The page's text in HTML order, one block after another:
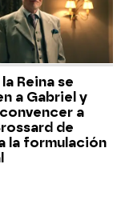
Reina se
a Gabriel y
a
de
la formulación